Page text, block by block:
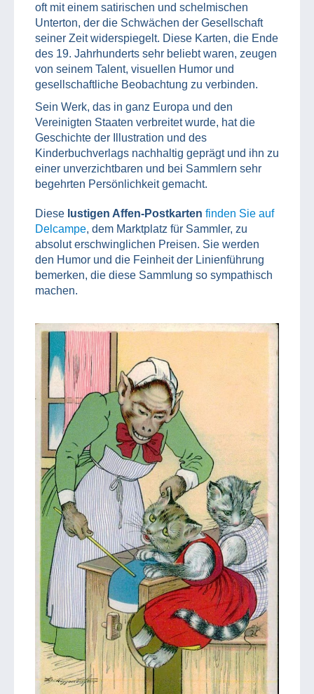
oft mit einem satirischen und schelmischen
Unterton, der die Schwächen der Gesellschaft
seiner Zeit widerspiegelt. Diese Karten, die Ende
des 19. Jahrhunderts sehr beliebt waren, zeugen
von seinem Talent, visuellen Humor und
gesellschaftliche Beobachtung zu verbinden.
Sein Werk, das in ganz Europa und den
Vereinigten Staaten verbreitet wurde, hat die
Geschichte der Illustration und des
Kinderbuchverlags nachhaltig geprägt und ihn zu
einer unverzichtbaren und bei Sammlern sehr
begehrten Persönlichkeit gemacht.
Diese lustigen Affen-Postkarten finden Sie auf
Delcampe, dem Marktplatz für Sammler, zu
absolut erschwinglichen Preisen. Sie werden
den Humor und die Feinheit der Linienführung
bemerken, die diese Sammlung so sympathisch
machen.